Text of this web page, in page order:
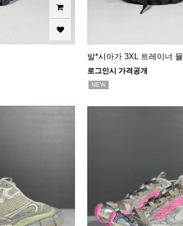
발*시아가 3XL 트레이너 뮬
로그인시 가격공개
NEW